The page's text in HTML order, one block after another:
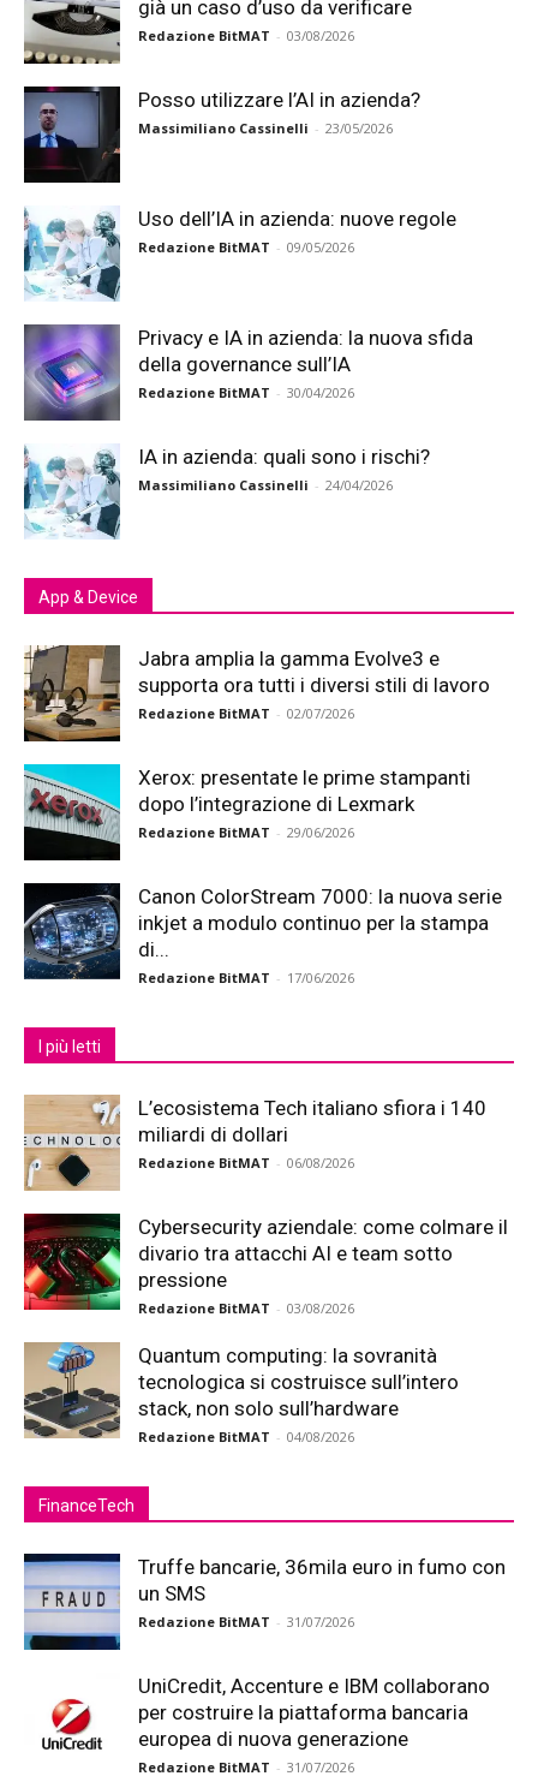
già un caso d’uso da verificare
Redazione BitMAT - 03/08/2026
Posso utilizzare l’AI in azienda?
Massimiliano Cassinelli - 23/05/2026
Uso dell’IA in azienda: nuove regole
Redazione BitMAT - 09/05/2026
Privacy e IA in azienda: la nuova sfida
della governance sull’IA
Redazione BitMAT - 30/04/2026
IA in azienda: quali sono i rischi?
Massimiliano Cassinelli - 24/04/2026
App & Device
Jabra amplia la gamma Evolve3 e
supporta ora tutti i diversi stili di lavoro
Redazione BitMAT - 02/07/2026
Xerox: presentate le prime stampanti
dopo l’integrazione di Lexmark
Redazione BitMAT - 29/06/2026
Canon ColorStream 7000: la nuova serie
inkjet a modulo continuo per la stampa
di...
Redazione BitMAT - 17/06/2026
I più letti
L’ecosistema Tech italiano sfiora i 140
miliardi di dollari
Redazione BitMAT - 06/08/2026
Cybersecurity aziendale: come colmare il
divario tra attacchi AI e team sotto
pressione
Redazione BitMAT - 03/08/2026
Quantum computing: la sovranità
tecnologica si costruisce sull’intero
stack, non solo sull’hardware
Redazione BitMAT - 04/08/2026
FinanceTech
Truffe bancarie, 36mila euro in fumo con
un SMS
Redazione BitMAT - 31/07/2026
UniCredit, Accenture e IBM collaborano
per costruire la piattaforma bancaria
europea di nuova generazione
Redazione BitMAT - 31/07/2026